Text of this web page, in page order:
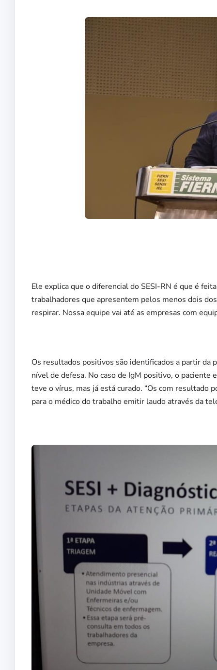
Ele explica que o diferencial do SESI-RN é que é
trabalhadores que apresentem pelos menos dois
respirar. Nossa equipe vai até as empresas com
Os resultados positivos são identificados a partir da
nível de defesa. No caso de IgM positivo, o paciente
teve o vírus, mas já está curado. “Os com resultado
para o médico do trabalho emitir laudo através da